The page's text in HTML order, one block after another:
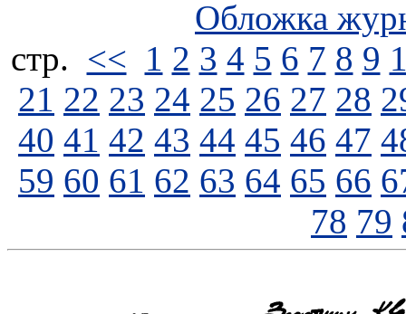
Обложка
стp. << 1 2 3 4 5 6 7 8 9
21 22 23 24 25 26 27 28
40 41 42 43 44 45 46 47
59 60 61 62 63 64 65 66
78 79